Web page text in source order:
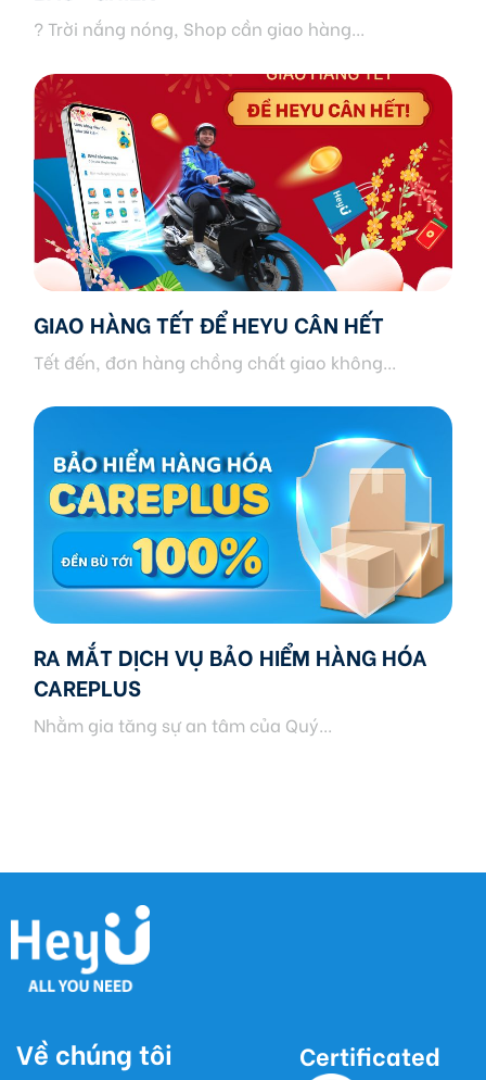
? Trời nắng nóng, Shop cần giao hàng...
GIAO HÀNG TẾT ĐỂ HEYU CÂN HẾT
Tết đến, đơn hàng chồng chất giao không...
RA MẮT DỊCH VỤ BẢO HIỂM HÀNG HÓA
CAREPLUS
Nhằm gia tăng sự an tâm của Quý...
Về chúng tôi Certificated